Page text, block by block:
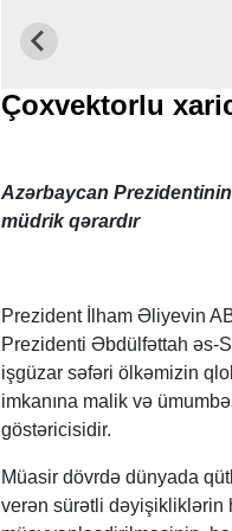
Çoxvektorlu
Azərbaycan
müdrik qərardır
Prezident İlham Əliyevin
Prezidenti Əbdülfəttah əs-
işgüzar səfəri ölkəmizin
imkanına malik və
göstəricisidir.
Müasir dövrdə dünyada
verən sürətli dəyişikliklərin